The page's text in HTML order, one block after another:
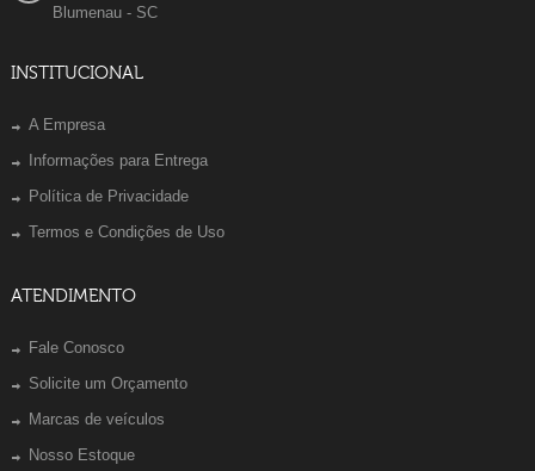
Blumenau - SC
INSTITUCIONAL
A Empresa
Informações para Entrega
Política de Privacidade
Termos e Condições de Uso
ATENDIMENTO
Fale Conosco
Solicite um Orçamento
Marcas de veículos
Nosso Estoque